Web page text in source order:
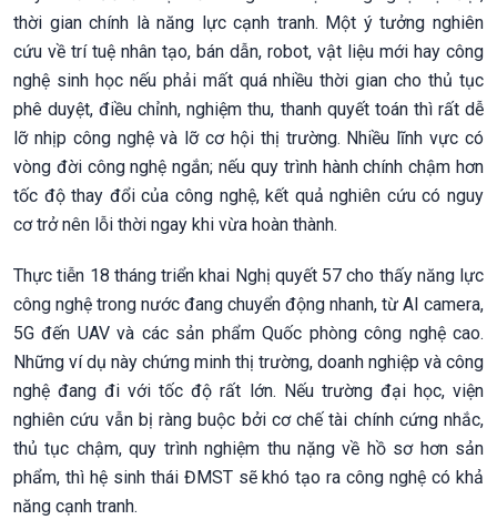
thời gian chính là năng lực cạnh tranh. Một ý tưởng nghiên
cứu về trí tuệ nhân tạo, bán dẫn, robot, vật liệu mới hay công
nghệ sinh học nếu phải mất quá nhiều thời gian cho thủ tục
phê duyệt, điều chỉnh, nghiệm thu, thanh quyết toán thì rất dễ
lỡ nhịp công nghệ và lỡ cơ hội thị trường. Nhiều lĩnh vực có
vòng đời công nghệ ngắn; nếu quy trình hành chính chậm hơn
tốc độ thay đổi của công nghệ, kết quả nghiên cứu có nguy
cơ trở nên lỗi thời ngay khi vừa hoàn thành.
Thực tiễn 18 tháng triển khai Nghị quyết 57 cho thấy năng lực
công nghệ trong nước đang chuyển động nhanh, từ AI camera,
5G đến UAV và các sản phẩm Quốc phòng công nghệ cao.
Những ví dụ này chứng minh thị trường, doanh nghiệp và công
nghệ đang đi với tốc độ rất lớn. Nếu trường đại học, viện
nghiên cứu vẫn bị ràng buộc bởi cơ chế tài chính cứng nhắc,
thủ tục chậm, quy trình nghiệm thu nặng về hồ sơ hơn sản
phẩm, thì hệ sinh thái ĐMST sẽ khó tạo ra công nghệ có khả
năng cạnh tranh.